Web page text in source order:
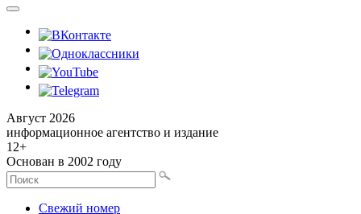
Август 2026
информационное агентство и издание
12+
Основан в 2002 году
Свежий номер